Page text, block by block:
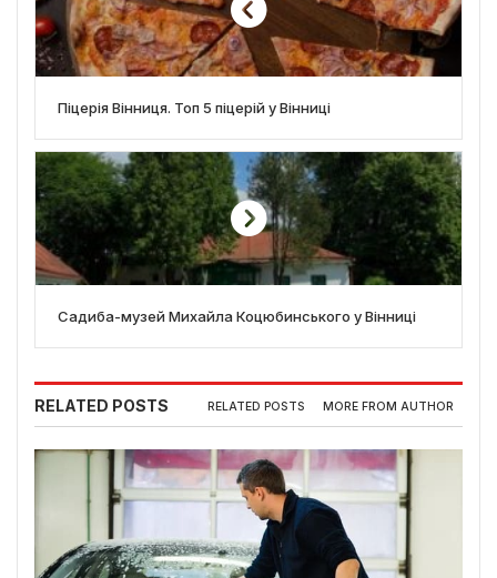
Піцерія Вінниця. Топ 5 піцерій у Вінниці
Садиба-музей Михайла Коцюбинського у Вінниці
RELATED POSTS RELATED POSTS MORE FROM AUTHOR